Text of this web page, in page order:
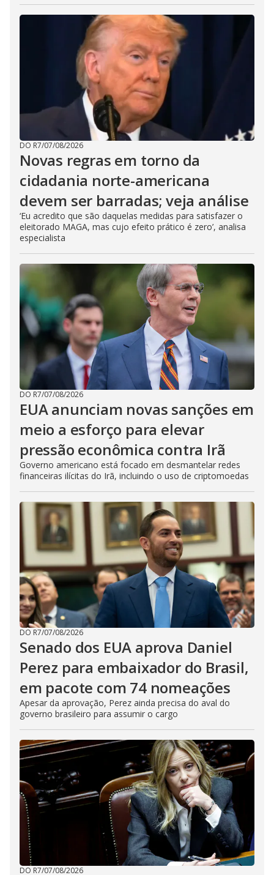
DO R7/07/08/2026
Novas regras em torno da
cidadania norte-americana
devem ser barradas; veja análise
‘Eu acredito que são daquelas medidas para satisfazer o
eleitorado MAGA, mas cujo efeito prático é zero’, analisa
especialista
DO R7/07/08/2026
EUA anunciam novas sanções em
meio a esforço para elevar
pressão econômica contra Irã
Governo americano está focado em desmantelar redes
financeiras ilícitas do Irã, incluindo o uso de criptomoedas
DO R7/07/08/2026
Senado dos EUA aprova Daniel
Perez para embaixador do Brasil,
em pacote com 74 nomeações
Apesar da aprovação, Perez ainda precisa do aval do
governo brasileiro para assumir o cargo
DO R7/07/08/2026